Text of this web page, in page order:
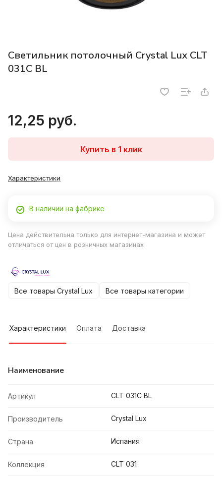
Светильник потолочный Crystal Lux CLT
031C BL
12,25 руб.
Купить в 1 клик
Характеристики
В наличии на фабрике
Цена действительна только для интернет-магазина и может
отличаться от цен в розничных магазинах
Все товары Crystal Lux Все товары категории
Характеристики Оплата Доставка
Наименование
Артикул CLT 031C BL
Производитель Crystal Lux
Страна Испания
Коллекция CLT 031